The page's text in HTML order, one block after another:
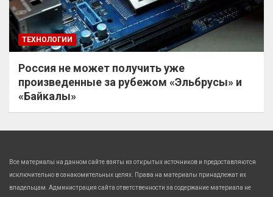
ТЕХНОЛОГИИ
Россия не может получить уже
произведенные за рубежом «Эльбрусы» и
«Байкалы»
Все материалы на данном сайте взяты из открытых источников и предоставляются
исключительно в ознакомительных целях. Права на материалы принадлежат их
владельцам. Администрация сайта ответственности за содержание материала не